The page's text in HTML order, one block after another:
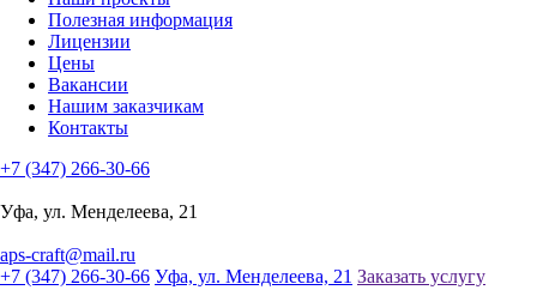
Полезная информация
Лицензии
Цены
Вакансии
Нашим заказчикам
Контакты
+7 (347) 266-30-66
Уфа, ул. Менделеева, 21
aps-craft@mail.ru
+7 (347) 266-30-66 Уфа, ул. Менделеева, 21 Заказать услугу